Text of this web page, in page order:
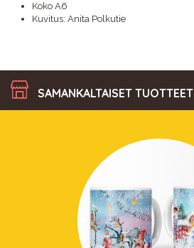
Koko A6
Kuvitus: Anita Polkutie
SAMANKALTAISET TUOTTEET